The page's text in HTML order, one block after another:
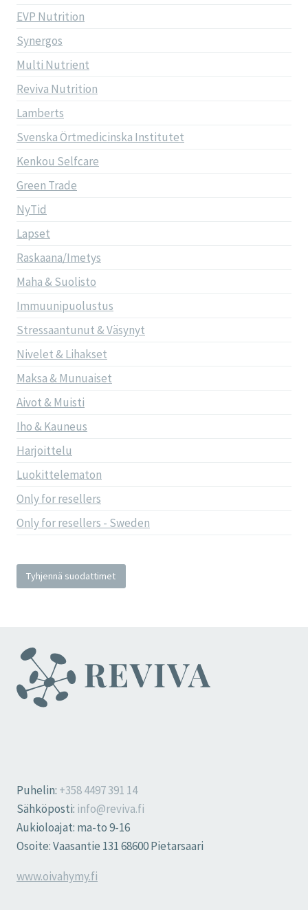
EVP Nutrition
Synergos
Multi Nutrient
Reviva Nutrition
Lamberts
Svenska Örtmedicinska Institutet
Kenkou Selfcare
Green Trade
NyTid
Lapset
Raskaana/Imetys
Maha & Suolisto
Immuunipuolustus
Stressaantunut & Väsynyt
Nivelet & Lihakset
Maksa & Munuaiset
Aivot & Muisti
Iho & Kauneus
Harjoittelu
Luokittelematon
Only for resellers
Only for resellers - Sweden
Tyhjennä suodattimet
Puhelin: +358 4497 391 14
Sähköposti: info@reviva.fi
Aukioloajat: ma-to 9-16
Osoite: Vaasantie 131 68600 Pietarsaari
www.oivahymy.fi